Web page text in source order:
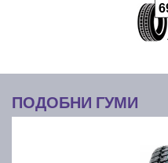
ПОДОБНИ ГУМИ